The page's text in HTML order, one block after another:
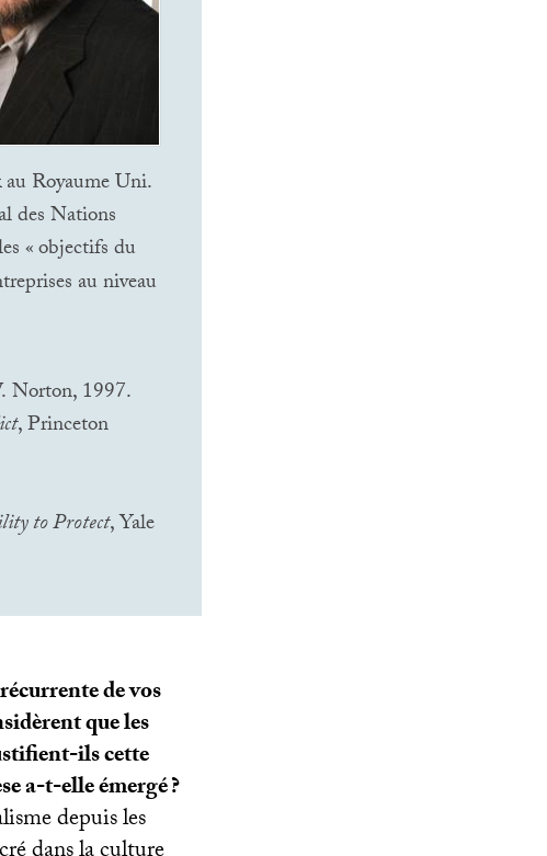
Royaume Uni.
des Nations
«objectifs du
au niveau
Norton, 1997.
, Princeton
to Protect, Yale
de vos
que les
ils cette
a-t-elle émergé?
depuis les